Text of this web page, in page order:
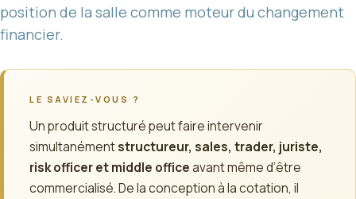
position de la salle comme moteur du changement
financier.
LE SAVIEZ-VOUS ?
Un produit structuré peut faire intervenir
simultanémentstructureur, sales, trader, juriste,
risk officer et middle officeavant même d’être
commercialisé. De la conception à la cotation, il